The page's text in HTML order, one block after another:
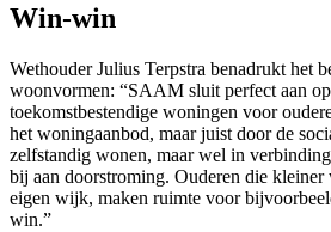
Win-win
Wethouder Julius Terpstra benadrukt het
woonvormen: “SAAM sluit perfect aan op
toekomstbestendige woningen voor
het woningaanbod, maar juist door de
zelfstandig wonen, maar wel in
bij aan doorstroming. Ouderen die
eigen wijk, maken ruimte voor
win.”